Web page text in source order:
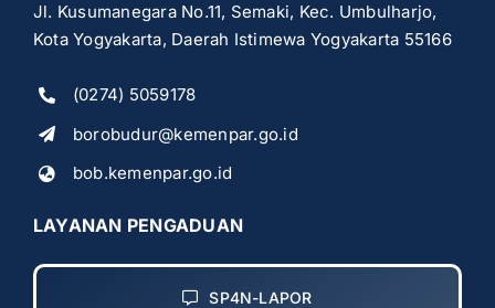
Jl. Kusumanegara No.11, Semaki, Kec. Umbulharjo,
Kota Yogyakarta, Daerah Istimewa Yogyakarta 55166
(0274) 5059178
borobudur@kemenpar.go.id
bob.kemenpar.go.id
LAYANAN PENGADUAN
SP4N-LAPOR